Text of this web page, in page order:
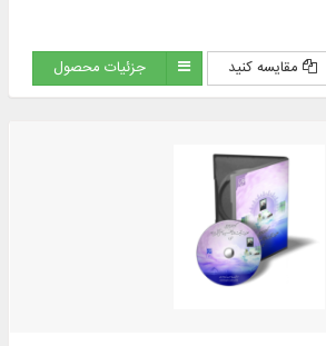
التحریر، مباحث حقوقی تحریر الوسیله و ...
مقایسه کنید جزئیات محصول